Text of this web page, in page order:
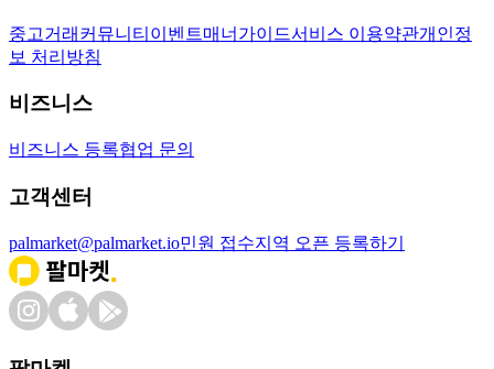
중고거래 커뮤니티 이벤트매너가이드서비스 이용약관개인정
보 처리방침
비즈니스
비즈니스 등록협업 문의
고객센터
palmarket@palmarket.io민원 접수지역 오픈 등록하기